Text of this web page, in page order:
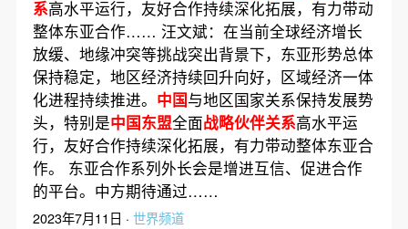
系高水平运行，友好合作持续深化拓展，有力带动
整体东亚合作…… 汪文斌：在当前全球经济增长
放缓、地缘冲突等挑战突出背景下，东亚形势总体
保持稳定，地区经济持续回升向好，区域经济一体
化进程持续推进。 中国与地区国家关系保持发展势
头，特别是中国东盟全面战略伙伴关系高水平运
行，友好合作持续深化拓展，有力带动整体东亚合
作。 东亚合作系列外长会是增进互信、促进合作
的平台。中方期待通过……
2023年7月11日 · 世界频道